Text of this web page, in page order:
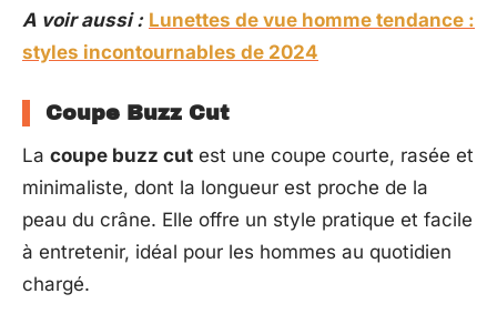
A voir aussi : Lunettes de vue homme tendance :
styles incontournables de 2024
Coupe Buzz Cut
La coupe buzz cut est une coupe courte, rasée et
minimaliste, dont la longueur est proche de la
peau du crâne. Elle offre un style pratique et facile
à entretenir, idéal pour les hommes au quotidien
chargé.